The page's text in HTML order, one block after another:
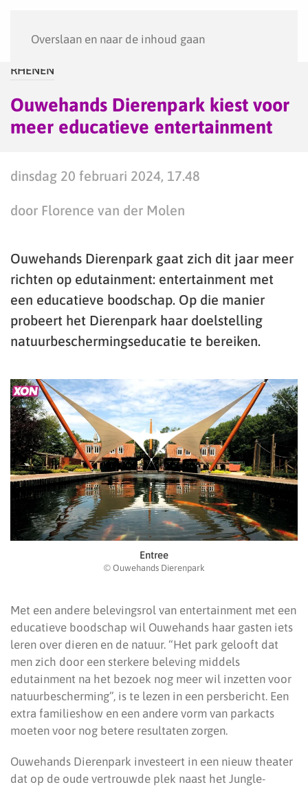
Overslaan en naar de inhoud gaan
RHENEN
Ouwehands Dierenpark kiest voor
meer educatieve entertainment
dinsdag 20 februari 2024, 17.48
door Florence van der Molen
Ouwehands Dierenpark gaat zich dit jaar meer
richten op edutainment: entertainment met
een educatieve boodschap. Op die manier
probeert het Dierenpark haar doelstelling
natuurbeschermingseducatie te bereiken.
Entree
© Ouwehands Dierenpark
Met een andere belevingsrol van entertainment met een
educatieve boodschap wil Ouwehands haar gasten iets
leren over dieren en de natuur. “Het park gelooft dat
men zich door een sterkere beleving middels
edutainment na het bezoek nog meer wil inzetten voor
natuurbescherming”, is te lezen in een persbericht. Een
extra familieshow en een andere vorm van parkacts
moeten voor nog betere resultaten zorgen.
Ouwehands Dierenpark investeert in een nieuw theater
dat op de oude vertrouwde plek naast het Jungle-